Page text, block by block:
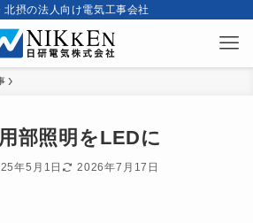
北摂の法人向け電気工事会社
部照明をLEDに
年5月1日 2026年7月17日